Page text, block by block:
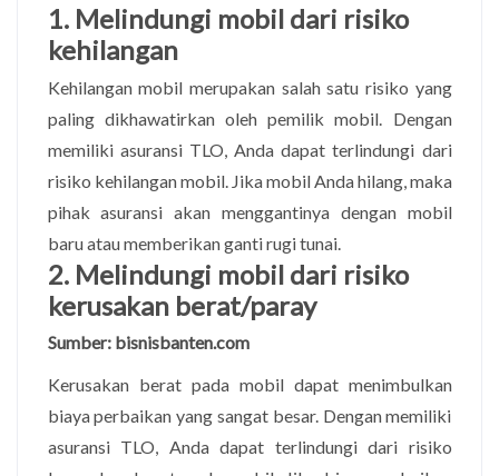
1. Melindungi mobil dari risiko
kehilangan
Kehilangan mobil merupakan salah satu risiko yang
paling dikhawatirkan oleh pemilik mobil. Dengan
memiliki asuransi TLO, Anda dapat terlindungi dari
risiko kehilangan mobil. Jika mobil Anda hilang, maka
pihak asuransi akan menggantinya dengan mobil
baru atau memberikan ganti rugi tunai.
2. Melindungi mobil dari risiko
kerusakan berat/paray
Sumber: bisnisbanten.com
Kerusakan berat pada mobil dapat menimbulkan
biaya perbaikan yang sangat besar. Dengan memiliki
asuransi TLO, Anda dapat terlindungi dari risiko